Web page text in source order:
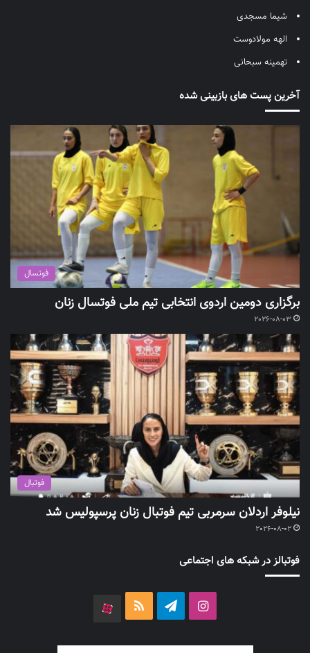
شیما مسجدی
الهه مولادوست
تهمینه سبحانی
آخرین پست های بازبینی شده
فوتسال
برگزاری دومین اردوی انتخابی تیم ملی فوتسال زنان
2026-08-03
فوتبال
نیلوفر اردلان سرمربی تیم فوتبال زنان پرسپولیس شد
2026-08-02
فوتبالز در شبکه های اجتماعی
اینستاگرامتلگرام خوراک